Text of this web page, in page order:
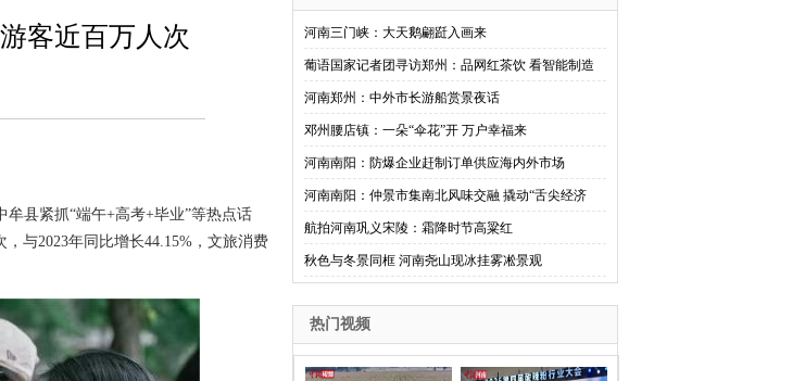
客近百万人次
县紧抓“端午+高考+毕业”等热点话
与2023年同比增长44.15%，文旅消费
河南三门峡：大天鹅翩跹入画来
葡语国家记者团寻访郑州：品网红茶饮 看智能制造
河南郑州：中外市长游船赏景夜话
邓州腰店镇：一朵“伞花”开 万户幸福来
河南南阳：防爆企业赶制订单供应海内外市场
河南南阳：仲景市集南北风味交融 撬动“舌尖经济
航拍河南巩义宋陵：霜降时节高粱红
秋色与冬景同框 河南尧山现冰挂雾凇景观
热门视频